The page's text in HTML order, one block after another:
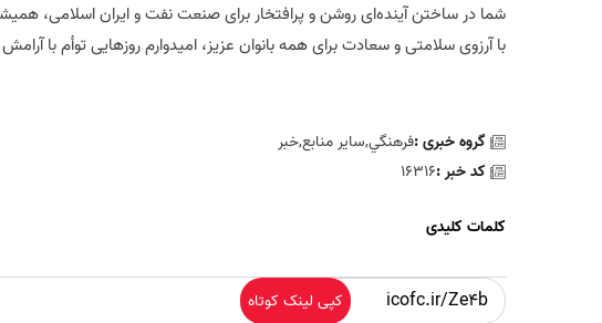
شما در ساختن آینده‌ای روشن و پرافتخار برای صنعت نفت و ایران اسلامی،
با آرزوی سلامتی و سعادت برای همه بانوان عزیز، امیدوارم روزهایی توأم با
گروه خبری :فرهنگي,سایر منابع,خبر
کد خبر :16316
کلمات کلیدی
کپی لینک کوتاه